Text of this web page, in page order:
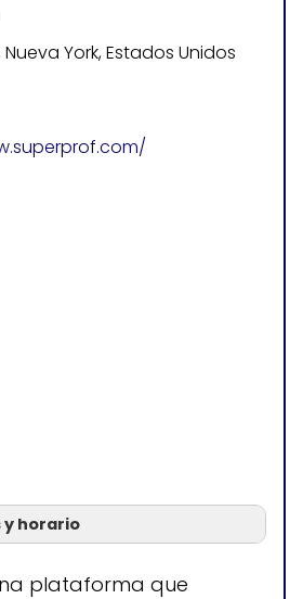
York, Estados Unidos
y horario
plataforma que